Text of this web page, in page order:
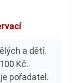
a dětí.
Kč.
pořadatel.